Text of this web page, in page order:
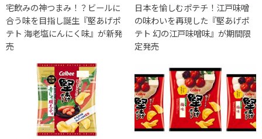
宅飲みの神つまみ！？ビールに
合う味を目指し誕生『堅あげポ
テト 海老塩にんにく味』が新発
売
日本を愉しむポテチ！江戸味噌
の味わいを再現した『堅あげポ
テト 幻の江戸味噌味』が期間限
定発売